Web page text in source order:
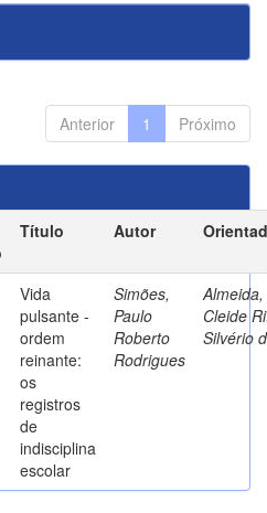
Anterior 1 Próximo
Título Autor
Vida
pulsante -
ordem
reinante:
os
registros
de
indisciplina
escolar
Simões,
Paulo
Roberto
Rodrigues
Almeida,
Cleide
Silvério